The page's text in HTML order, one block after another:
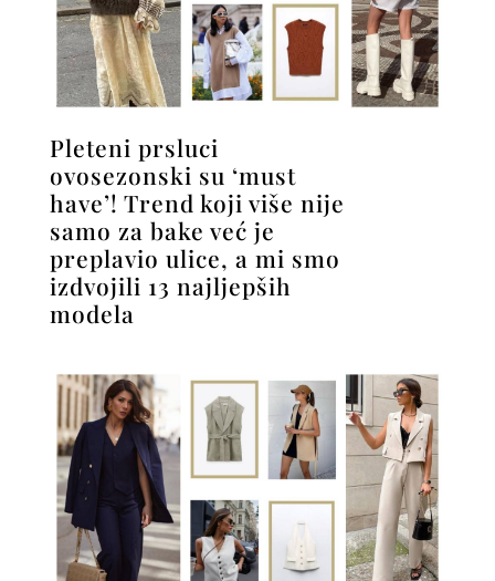
Pleteni prsluci
ovosezonski su ‘must
have’! Trend koji više nije
samo za bake već je
preplavio ulice, a mi smo
izdvojili 13 najljepših
modela